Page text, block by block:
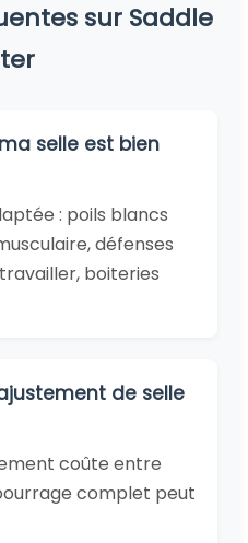
sur Saddle
selle est bien
: poils blancs
défenses
boiteries
de selle
coûte entre
complet peut